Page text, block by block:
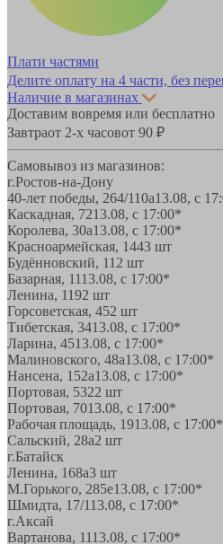
Плати частями
Делите оплату на 4 части, без
Наличие в магазинах
Доставим вовремя или бесплатно
Завтраот 2-х часовот 90 ₽
Самовывоз из магазинов:
г.Ростов-на-Дону
40-лет победы, 264/110а13.08, с
Каскадная, 7213.08, с 17:00*
Королева, 30а13.08, с 17:00*
Красноармейская, 1443 шт
Будённовский, 11 2 шт
Базарная, 1113.08, с 17:00*
Ленина, 1192 шт
Горсоветская, 452 шт
Тибетская, 3413.08, с 17:00*
Ларина, 4513.08, с 17:00*
Малиновского, 48а13.08, с 17:00*
Нансена, 152а13.08, с 17:00*
Портовая, 5322 шт
Портовая, 7013.08, с 17:00*
Рабочая площадь, 1913.08, с 17:00*
Сальский, 28a2 шт
г.Батайск
Ленина, 168а3 шт
М.Горького, 285е13.08, с 17:00*
Шмидта, 17/113.08, с 17:00*
г.Аксай
Вартанова, 1113.08, с 17:00*